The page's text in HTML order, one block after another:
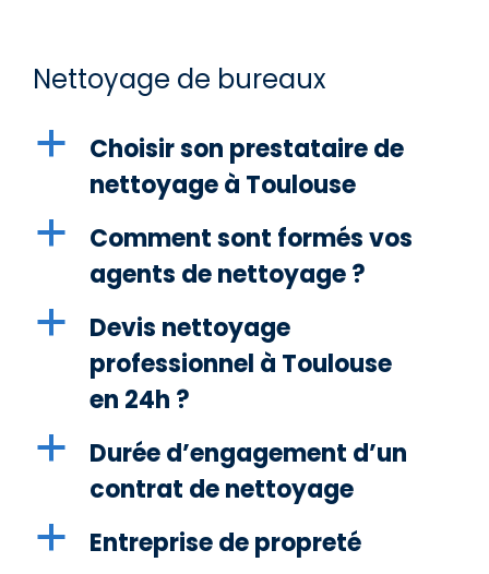
Nettoyage de bureaux
a
Choisir son prestataire de
nettoyage à Toulouse
a
Comment sont formés vos
agents de nettoyage ?
a
Devis nettoyage
professionnel à Toulouse
en 24h ?
a
Durée d’engagement d’un
contrat de nettoyage
a Entreprise de propreté